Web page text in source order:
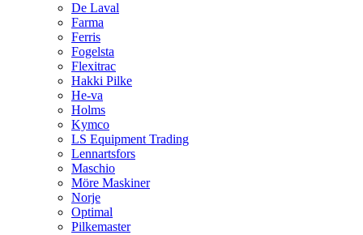
De Laval
Farma
Ferris
Fogelsta
Flexitrac
Hakki Pilke
He-va
Holms
Kymco
LS Equipment Trading
Lennartsfors
Maschio
Möre Maskiner
Norje
Optimal
Pilkemaster